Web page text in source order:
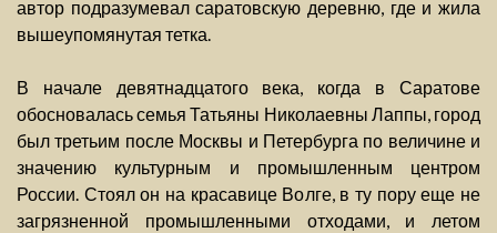
автор подразумевал саратовскую деревню, где и жила
вышеупомянутая тетка.
В начале девятнадцатого века, когда в Саратове
обосновалась семья Татьяны Николаевны Лаппы, город
был третьим после Москвы и Петербурга по величине и
значению культурным и промышленным центром
России. Стоял он на красавице Волге, в ту пору еще не
загрязненной промышленными отходами, и летом